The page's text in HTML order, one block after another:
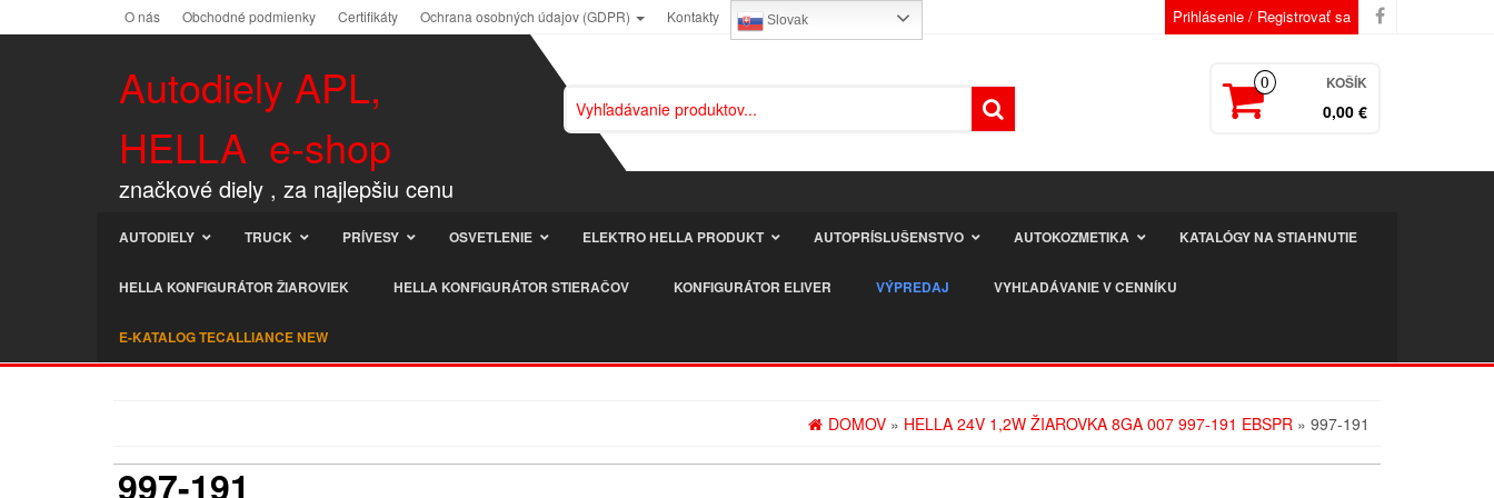
O nás Obchodné podmienky Certifikáty Ochrana osobných údajov (GDPR) Kontakty Slovak Prihlásenie / Registrovať sa
Autodiely APL,
HELLA e-shop
značkové diely , za najlepšiu cenu
0 KOŠÍK
0,00 €
AUTODIELY TRUCK PRÍVESY OSVETLENIE ELEKTRO HELLA PRODUKT AUTOPRÍSLUŠENSTVO AUTOKOZMETIKA KATALÓGY NA STIAHNUTIE
HELLA KONFIGURÁTOR ŽIAROVIEK HELLA KONFIGURÁTOR STIERAČOV KONFIGURÁTOR ELIVER VÝPREDAJ VYHĽADÁVANIE V CENNÍKU
E-KATALOG TECALLIANCE NEW
DOMOV » HELLA 24V 1,2W ŽIAROVKA 8GA 007 997-191 EBSPR » 997-191
997-191